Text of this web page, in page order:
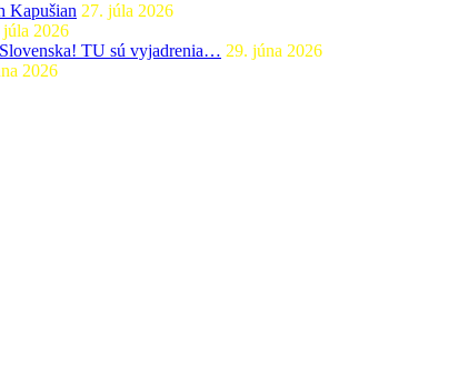
Kapušian 27. júla 2026
júla 2026
TU sú vyjadrenia… 29. júna 2026
2026